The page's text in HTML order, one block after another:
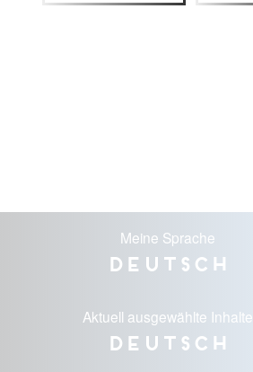
Meine Sprache
Deutsch
Aktuell ausgewählte Inhalte
Deutsch